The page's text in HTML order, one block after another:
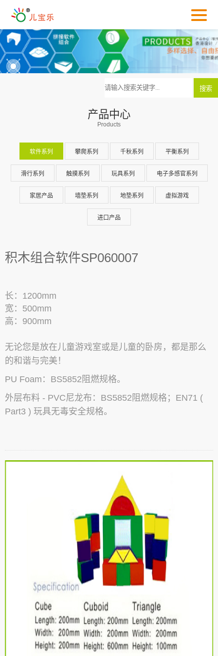
产品中心
Products
软件系列 攀爬系列 千秋系列 平衡系列
滑行系列 触摸系列 玩具系列 电子多感官系列
家居产品 墙垫系列 地垫系列 虚拟游戏
进口产品
积木组合软件SP060007
长：1200mm
宽：500mm
高：900mm
无论您是放在儿童游戏室或是儿童的卧房，都是那么
的和谐与完美！
PU Foam：BS5852阻燃规格。
外层布料 - PVC尼龙布：BS5852阻燃规格；EN71 (
Part3 ) 玩具无毒安全规格。